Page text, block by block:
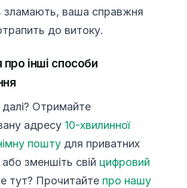
зламають, ваша справжня
до витоку.
про інші способи
далі? Отримайте
адресу 10-хвилинної
пошту для приватних
зменшіть свій цифровий
тут? Прочитайте про нашу